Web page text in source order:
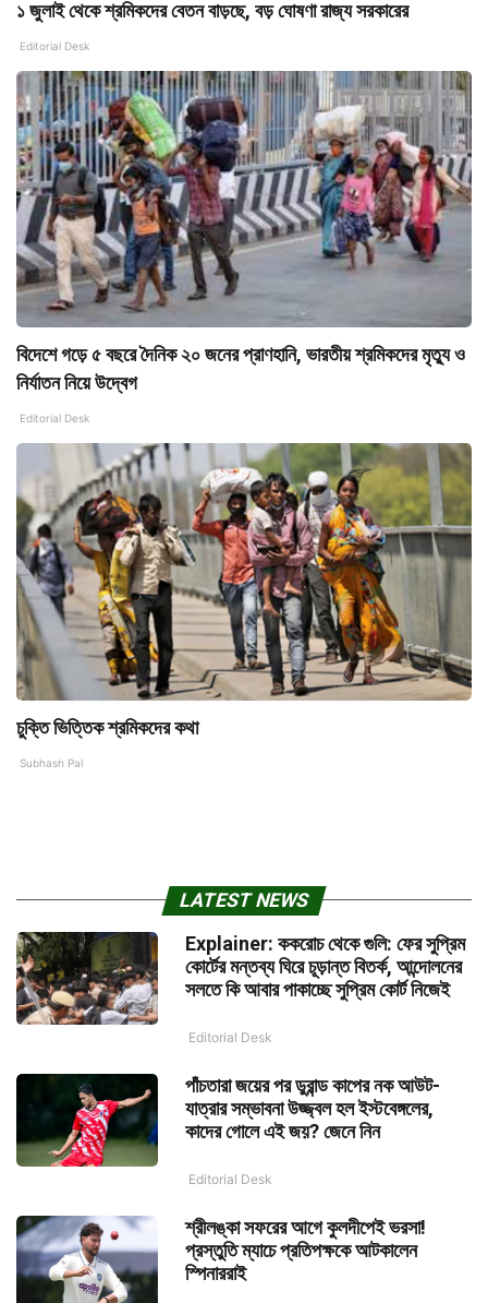
১ জুলাই থেকে শ্রমিকদের বেতন বাড়ছে, বড় ঘোষণা রাজ্য সরকারের
Editorial Desk
বিদেশে গড়ে ৫ বছরে দৈনিক ২০ জনের প্রাণহানি, ভারতীয় শ্রমিকদের মৃত্যু ও
নির্যাতন নিয়ে উদ্বেগ
Editorial Desk
চুক্তি ভিত্তিক শ্রমিকদের কথা
Subhash Pal
LATEST NEWS
Explainer: ককরোচ থেকে গুলি: ফের সুপ্রিম
কোর্টের মন্তব্য ঘিরে চূড়ান্ত বিতর্ক, আন্দোলনের
সলতে কি আবার পাকাচ্ছে সুপ্রিম কোর্ট নিজেই
Editorial Desk
পাঁচতারা জয়ের পর ডুরান্ড কাপের নক আউট-
যাত্রার সম্ভাবনা উজ্জ্বল হল ইস্টবেঙ্গলের,
কাদের গোলে এই জয়? জেনে নিন
Editorial Desk
শ্রীলঙ্কা সফরের আগে কুলদীপেই ভরসা!
প্রস্তুতি ম্যাচে প্রতিপক্ষকে আটকালেন
স্পিনাররাই